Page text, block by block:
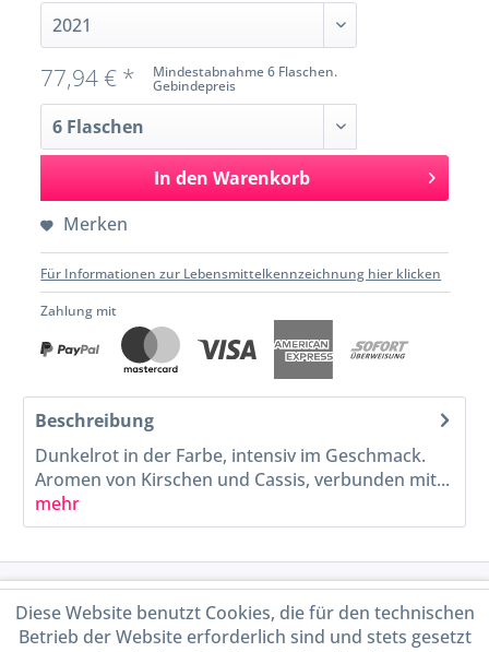
Mindestabnahme 6 Flaschen.
Gebindepreis
77,94 € *
In den Warenkorb
Merken
Für Informationen zur Lebensmittelkennzeichnung hier klicken
Zahlung mit
Beschreibung
Dunkelrot in der Farbe, intensiv im Geschmack.
Aromen von Kirschen und Cassis, verbunden mit...
mehr
Service Hotline
Diese Website benutzt Cookies, die für den technischen
Betrieb der Website erforderlich sind und stets gesetzt